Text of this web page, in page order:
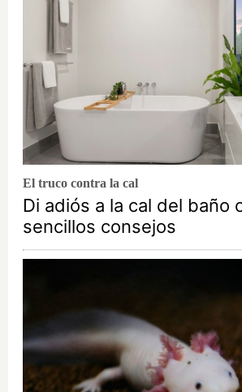
El truco contra la cal
Di adiós a la cal del baño
sencillos consejos